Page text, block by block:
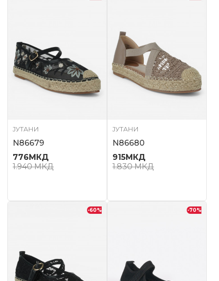
ЈУТАНИ
N86679
776МКД
1.940МКД
ЈУТАНИ
N86680
915МКД
1.830МКД
-60% -70%